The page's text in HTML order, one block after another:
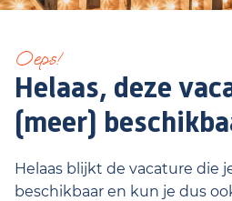
Oeps!
Helaas, deze
(meer)
Helaas blijkt de vacature die
beschikbaar en kun je dus